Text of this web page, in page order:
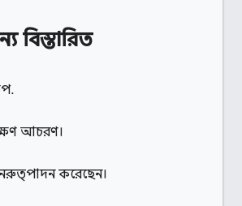
বিস্তারিত
.
আচরণ।
করেছেন।